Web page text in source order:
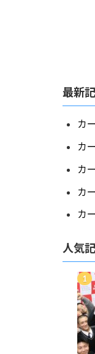
最新
カ
カ
カ
カ
カ
人気